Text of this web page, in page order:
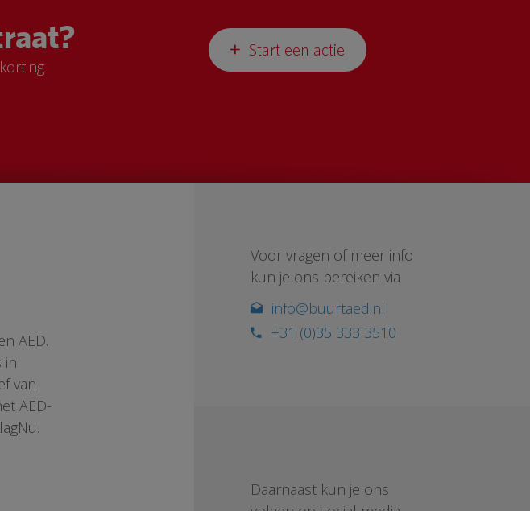
Start een actie
AED.
in
van
AED-
Voor vragen of meer info
kun je ons bereiken via
info@buurtaed.nl
+31 (0)35 333 3510
Daarnaast kun je ons